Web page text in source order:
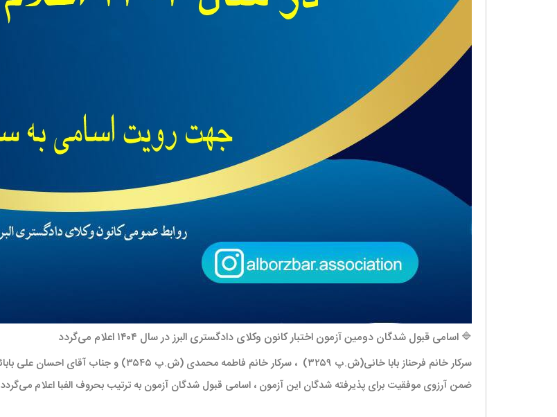
🔷 اسامی قبول شدگان دومین آزمون اختبار کانون وکلای دادگستری البرز در سال ۱۴۰۴ اعلام می‌گردد
سرکار خانم فرحناز بابا خانی(ش.پ ۳۲۵۹)
ضمن آرزوی موفقیت برای پذیرفته شدگان این آزمون ، اسامی قبول شدگان آزمون به ترتیب بحروف الفبا اعلام می‌گردد